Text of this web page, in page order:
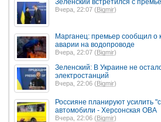
Зеленский встретился с
Вчера, 22:07 ( Bigmir)
Марганец: премьер сообщил о
аварии на водопроводе
Вчера, 22:07 (Bigmir)
Зеленский: В Украине не
электростанций
Вчера, 22:06 ( Bigmir)
Россияне планируют усилить
автомобили - Херсонская ОВА
Вчера, 22:06 (Bigmir)